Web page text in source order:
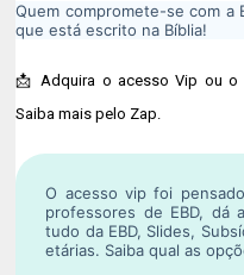
Quem compromete-se com a
que está escrito na Bíblia!
📩 Adquira o acesso Vip ou o
Saiba mais pelo Zap.
O acesso vip foi
professores de EBD, dá
tudo da EBD, Slides,
etárias. Saiba qual as